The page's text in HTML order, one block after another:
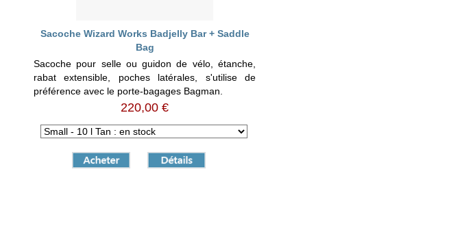
Sacoche Wizard Works Badjelly Bar + Saddle
Bag
Sacoche pour selle ou guidon de vélo, étanche,
rabat extensible, poches latérales, s'utilise de
préférence avec le porte-bagages Bagman.
220,00 €